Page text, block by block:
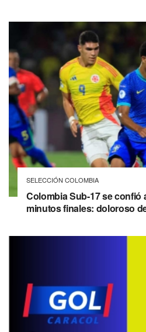
SELECCIÓN COLOMBIA
Colombia Sub-17 se confió
minutos finales: doloroso